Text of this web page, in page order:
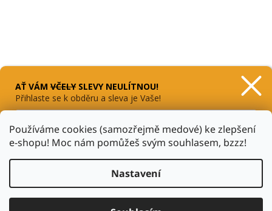
Používáme cookies (samozřejmě medové) ke zlepšení
e-shopu! Moc nám pomůžeš svým souhlasem, bzzz!
Nastavení
Sledovat na Instagramu
Vytvořil Shoptet
AŤ VÁM VČELYSLEVY NEULÍTNOU!
Přihlaste se k obděru a sleva je Vaše!
CHCI SLEVU 10 %
Zásady zpracování osobních údajů